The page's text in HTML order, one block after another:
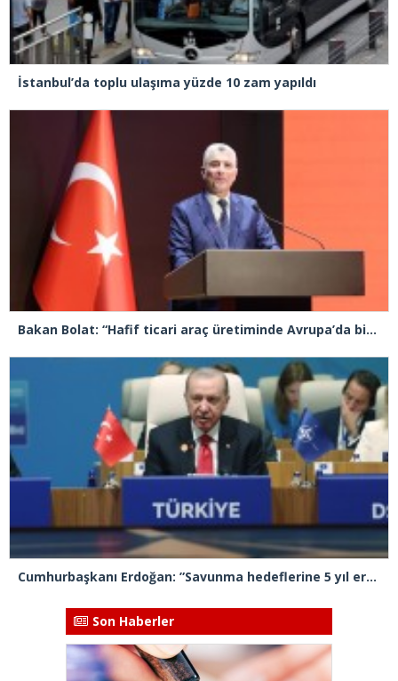
İstanbul’da toplu ulaşıma yüzde 10 zam yapıldı
Bakan Bolat: “Hafif ticari araç üretiminde Avrupa’da birinci sıradayız”
Cumhurbaşkanı Erdoğan: ”Savunma hedeflerine 5 yıl erken ulaşacağız”
Son Haberler